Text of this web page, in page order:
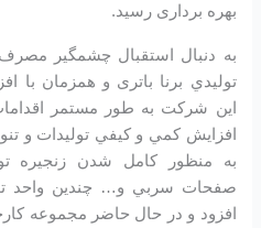
بهره برداری رسید.
به دنبال استقبال چشمگير
توليدي برنا باتری و همزمان با
اين شرکت به طور مستمر
افزايش كمي و كيفي توليدات و
به منظور كامل شدن زنجيره
صفحات سربي و… چندين واحد
افزود و در حال حاضر مجموعه